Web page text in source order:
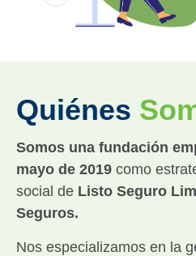
Quiénes
Somos una fundación
mayo de 2019 como
social de Listo Seguro
Seguros.
Nos especializamos en la